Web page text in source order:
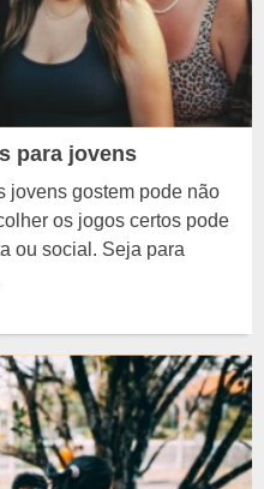
para jovens
jovens gostem pode não
os jogos certos pode
ou social. Seja para